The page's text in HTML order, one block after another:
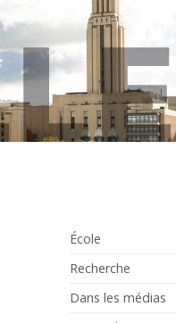
École
Recherche
Dans les médias